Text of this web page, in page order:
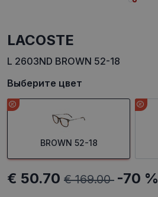
LACOSTE
L 2603ND BROWN 52-18
Выберите цвет
BROWN 52-18
€ 50.70 € 169.00 -70 %